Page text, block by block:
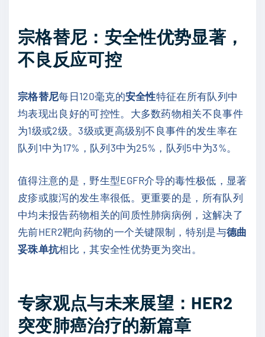
宗格替尼：安全性优势显著，
不良反应可控
宗格替尼每日120毫克的安全性特征在所有队列中
均表现出良好的可控性。大多数药物相关不良事件
为1级或2级。3级或更高级别不良事件的发生率在
队列1中为17%，队列3中为25%，队列5中为3%。
值得注意的是，野生型EGFR介导的毒性极低，显著
皮疹或腹泻的发生率很低。更重要的是，所有队列
中均未报告药物相关的间质性肺病病例，这解决了
先前HER2靶向药物的一个关键限制，特别是与德曲
妥珠单抗相比，其安全性优势更为突出。
专家观点与未来展望：HER2
突变肺癌治疗的新篇章